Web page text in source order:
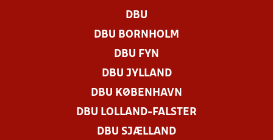
DBU
DBU BORNHOLM
DBU FYN
DBU JYLLAND
DBU KØBENHAVN
DBU LOLLAND-FALSTER
DBU SJÆLLAND